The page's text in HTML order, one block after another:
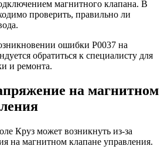
магнитного клапана. В
проверить, правильно ли
ошибки P0037 на
обратиться к специалисту для
и ремонта.
на магнитном
Круз может возникнуть из-за
на магнитном клапане управления.